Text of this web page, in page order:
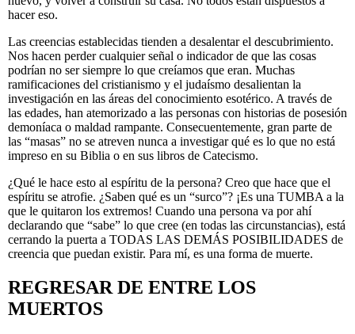
hacer eso.
Las creencias establecidas tienden a desalentar el descubrimiento.
Nos hacen perder cualquier señal o indicador de que las cosas
podrían no ser siempre lo que creíamos que eran. Muchas
ramificaciones del cristianismo y el judaísmo desalientan la
investigación en las áreas del conocimiento esotérico. A través de
las edades, han atemorizado a las personas con historias de posesión
demoníaca o maldad rampante. Consecuentemente, gran parte de
las “masas” no se atreven nunca a investigar qué es lo que no está
impreso en su Biblia o en sus libros de Catecismo.
¿Qué le hace esto al espíritu de la persona? Creo que hace que el
espíritu se atrofie. ¿Saben qué es un “surco”? ¡Es una TUMBA a la
que le quitaron los extremos! Cuando una persona va por ahí
declarando que “sabe” lo que cree (en todas las circunstancias), está
cerrando la puerta a TODAS LAS DEMÁS POSIBILIDADES de
creencia que puedan existir. Para mí, es una forma de muerte.
REGRESAR DE ENTRE LOS
MUERTOS